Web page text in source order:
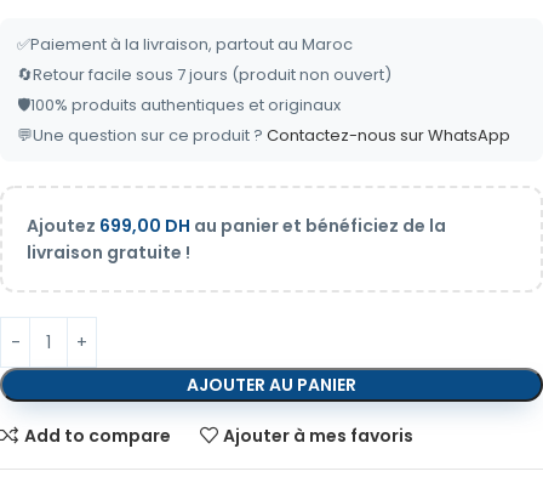
✅Paiement à la livraison, partout au Maroc
🔄Retour facile sous 7 jours (produit non ouvert)
🛡️100% produits authentiques et originaux
💬Une question sur ce produit ? Contactez-nous sur WhatsApp
Ajoutez 699,00 DH au panier et bénéficiez de la
livraison gratuite !
AJOUTER AU PANIER
Add to compare Ajouter à mes favoris